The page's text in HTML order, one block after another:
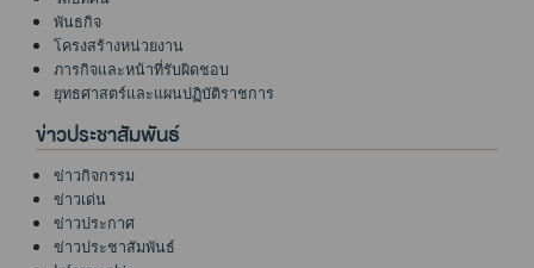
พันธกิจ
โครงสร้างหน่วยงาน
ภารกิจและหน้าที่รับผิดชอบ
ยุทธศาสตร์และแผนปฏิบัติราชการ
ข่าวประชาสัมพันธ์
ข่าวกิจกรรม
ข่าวเด่น
ข่าวประกาศ
ข่าวประชาสัมพันธ์